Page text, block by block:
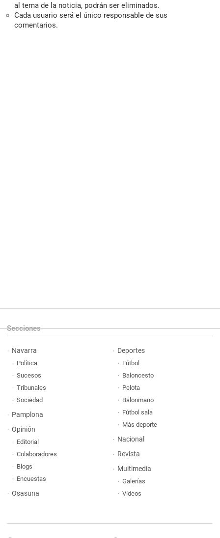
al tema de la noticia, podrán ser eliminados.
Cada usuario será el único responsable de sus
comentarios.
Secciones
Navarra
Política
Sucesos
Tribunales
Sociedad
Pamplona
Opinión
Editorial
Colaboradores
Blogs
Encuestas
Osasuna
Deportes
Fútbol
Baloncesto
Pelota
Balonmano
Fútbol sala
Más deporte
Nacional
Revista
Multimedia
Galerías
Vídeos